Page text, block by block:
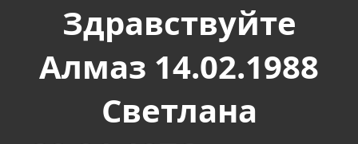
Здравствуйте
Алмаз 14.02.1988
Светлана